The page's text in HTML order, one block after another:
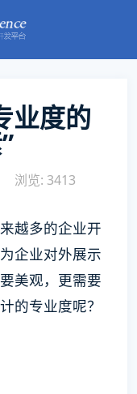
业度的
浏览: 3413
越多的企业开
企业对外展示
美观，更需要
的专业度呢？